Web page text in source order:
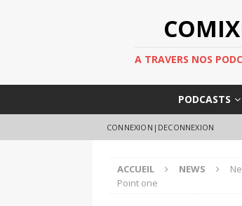
A TRAVERS NOS
PODCASTS
CONNEXION|DECONNEXION
ACCUEIL NEWS
Point one